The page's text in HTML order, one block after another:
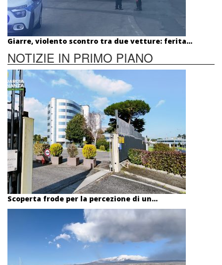
Giarre, violento scontro tra due vetture: ferita...
NOTIZIE IN PRIMO PIANO
Scoperta frode per la percezione di un...